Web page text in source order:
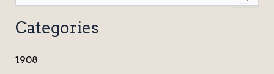
u
c
h
n
Categories
1908